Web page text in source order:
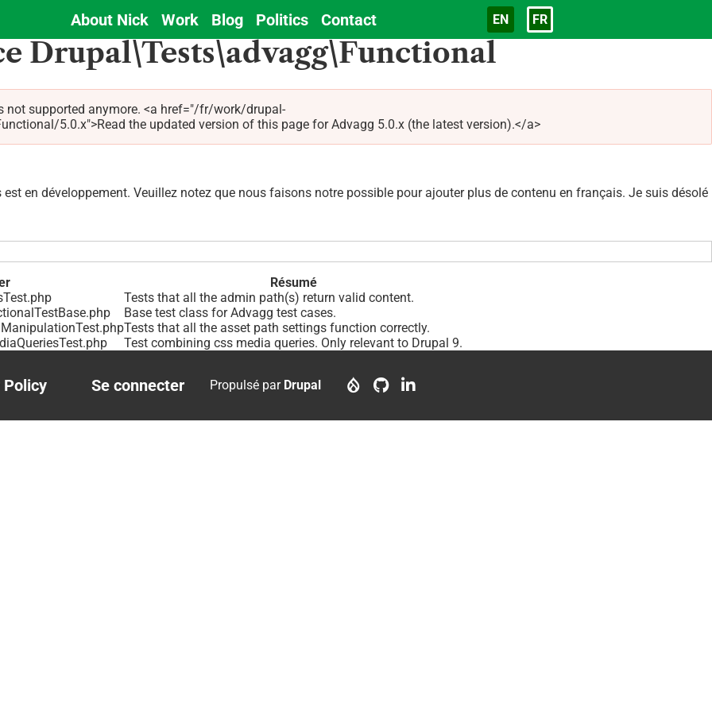
Main
navigation
About Nick Work Blog Politics Contact Langue
EN FR
Drupal\Tests\advagg\Functional
not supported anymore. <a href="/fr/work/drupal-
5.0.x">Read the updated version of this page for Advagg 5.0.x (the latest version).</a>
en développement. Veuillez notez que nous faisons notre possible pour ajouter plus de contenu en français. Je suis désolé
Résumé
Tests that all the admin path(s) return valid content.
Base test class for Advagg test cases.
Tests that all the asset path settings function correctly.
Test combining css media queries. Only relevant to Drupal 9.
Policy
account
Se connecter Propulsé par Drupal